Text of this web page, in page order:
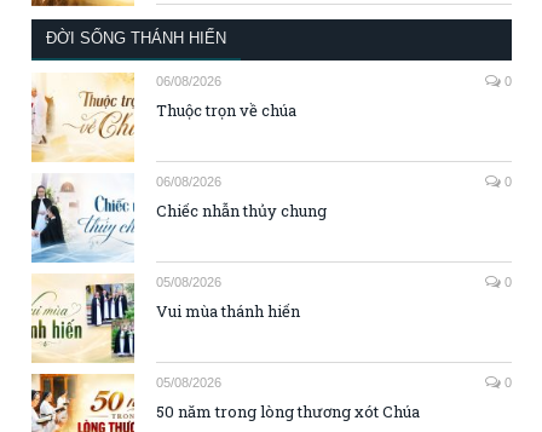
ĐỜI SỐNG THÁNH HIẾN
06/08/2026 0
Thuộc trọn về chúa
06/08/2026 0
Chiếc nhẫn thủy chung
05/08/2026 0
Vui mùa thánh hiến
05/08/2026 0
50 năm trong lòng thương xót Chúa